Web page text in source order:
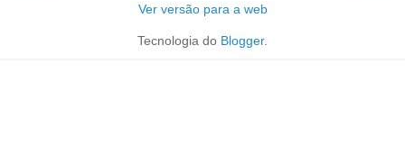
Ver versão para a web
Tecnologia do Blogger.